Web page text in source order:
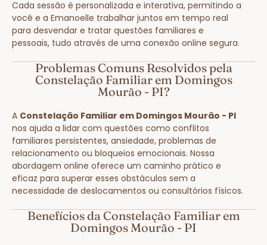
Cada sessão é personalizada e interativa, permitindo a
você e a Emanoelle trabalhar juntos em tempo real
para desvendar e tratar questões familiares e
pessoais, tudo através de uma conexão online segura.
Problemas Comuns Resolvidos pela
Constelação Familiar em Domingos
Mourão - PI?
A Constelação Familiar em Domingos Mourão - PI
nos ajuda a lidar com questões como conflitos
familiares persistentes, ansiedade, problemas de
relacionamento ou bloqueios emocionais. Nossa
abordagem online oferece um caminho prático e
eficaz para superar esses obstáculos sem a
necessidade de deslocamentos ou consultórios físicos.
Benefícios da Constelação Familiar em
Domingos Mourão - PI